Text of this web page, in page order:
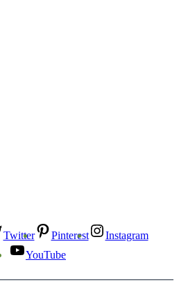
Twitter Pinterest
Instagram
YouTube